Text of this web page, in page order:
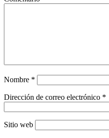
Nombre *
Dirección de correo electrónico *
Sitio web